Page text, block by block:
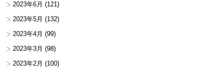
2023年6月 (121)
2023年5月 (132)
2023年4月 (99)
2023年3月 (98)
2023年2月 (100)